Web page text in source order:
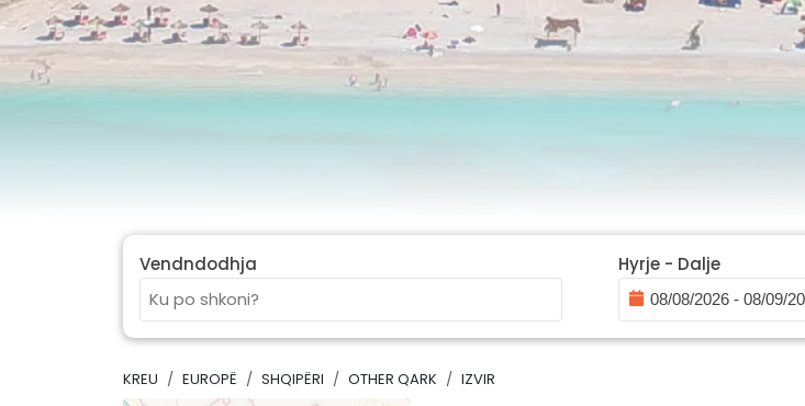
Vendndodhja Hyrje - Dalje
KREU EUROPË SHQIPËRI OTHER QARK IZVIR